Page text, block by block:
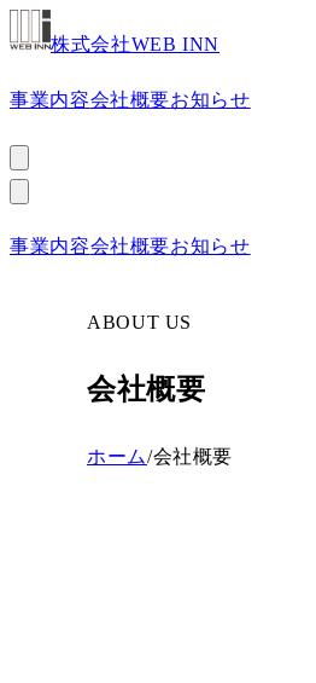
株式会社WEB INN
事業内容会社概要お知らせ
事業内容会社概要お知らせ
ABOUT US
会社概要
ホーム/会社概要